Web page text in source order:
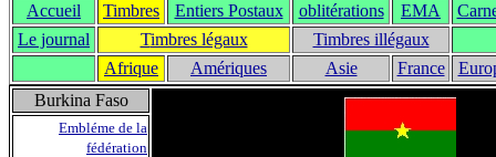
Accueil Timbres Entiers Postaux oblitérations EMA
Le journal
Timbres légaux
Timbres illégaux
Afrique
Amériques Asie France
Burkina Faso
Embléme de la
fédération